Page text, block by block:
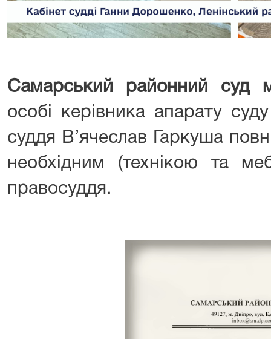
Самарський районний суд
особі керівника апарату
суддя В’ячеслав Гаркуша
необхідним (технікою та
правосуддя.